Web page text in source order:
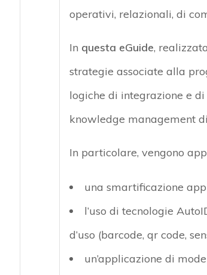
operativi, relazionali, di
In questa eGuide,
strategie associate alla
logiche di integrazione e
knowledge management
In particolare, vengono
una smartificazione
l’uso di tecnologie
d’uso (barcode, qr code,
un’applicazione di